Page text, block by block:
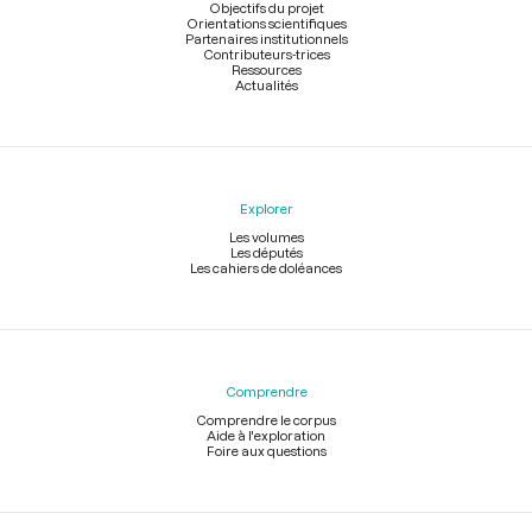
Objectifs du projet
Orientations scientifiques
Partenaires institutionnels
Contributeurs-trices
Ressources
Actualités
Explorer
Les volumes
Les députés
Les cahiers de doléances
Comprendre
Comprendre le corpus
Aide à l'exploration
Foire aux questions